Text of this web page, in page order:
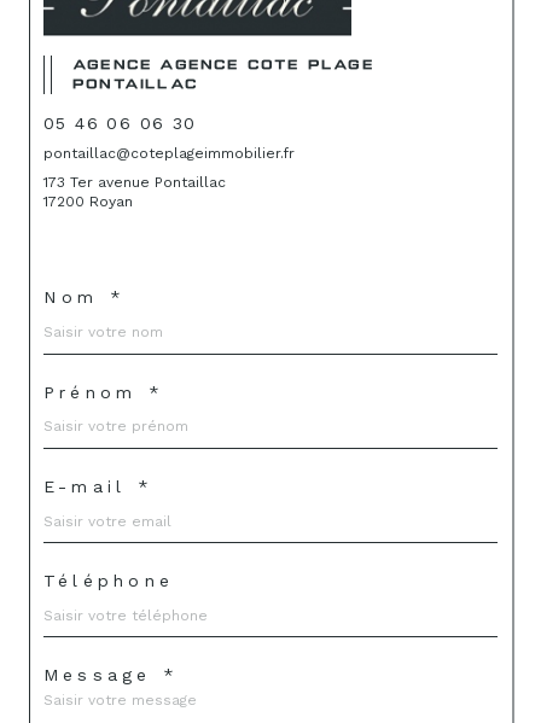
AGENCE AGENCE COTE PLAGE
PONTAILLAC
05 46 06 06 30
pontaillac@coteplageimmobilier.fr
173 Ter avenue Pontaillac
17200 Royan
Nom *
Prénom *
E-mail *
Téléphone
Message *